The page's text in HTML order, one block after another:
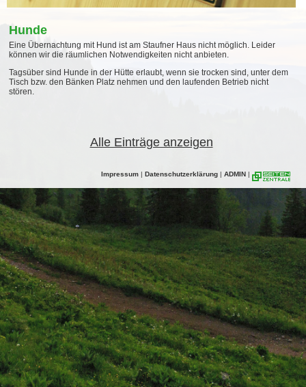
Hunde
Eine Übernachtung mit Hund ist am Staufner Haus nicht möglich. Leider
können wir die räumlichen Notwendigkeiten nicht anbieten.
Tagsüber sind Hunde in der Hütte erlaubt, wenn sie trocken sind, unter dem
Tisch bzw. den Bänken Platz nehmen und den laufenden Betrieb nicht
stören.
Alle Einträge anzeigen
Impressum | Datenschutzerklärung | ADMIN |